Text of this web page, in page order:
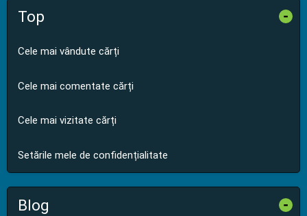
Top -
Cele mai vândute cărți
Cele mai comentate cărți
Cele mai vizitate cărți
Setările mele de confidențialitate
Blog -